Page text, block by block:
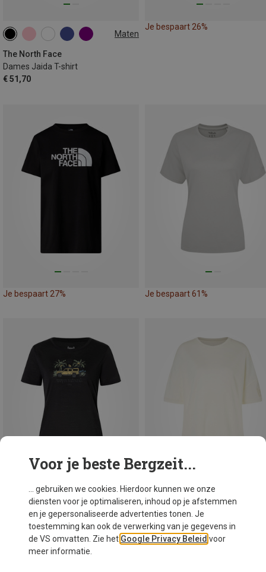
Maten
The North Face
Dames Jaida T-shirt
€ 51,70
XS M
Je bespaart 26%
Je bespaart 27% Je bespaart 61%
Maten
Super.Natural
Dames Tropicar T-shirt
S M L
Je bespaart 30%
Voor je beste Bergzeit...
... gebruiken we cookies. Hierdoor kunnen we onze
diensten voor je optimaliseren, inhoud op je afstemmen
en je gepersonaliseerde advertenties tonen. Je
toestemming kan ook de verwerking van je gegevens in
de VS omvatten. Zie het Google Privacy Beleid voor
meer informatie.